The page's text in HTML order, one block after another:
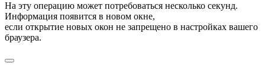
На эту операцию может потребоваться несколько секунд.
Информация появится в новом окне,
если открытие новых окон не запрещено в настройках вашего
браузера.